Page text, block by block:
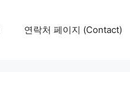
연락처 페이지 (Contact)